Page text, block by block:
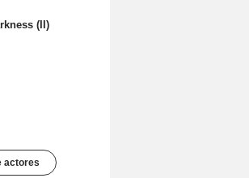
(II)
actores